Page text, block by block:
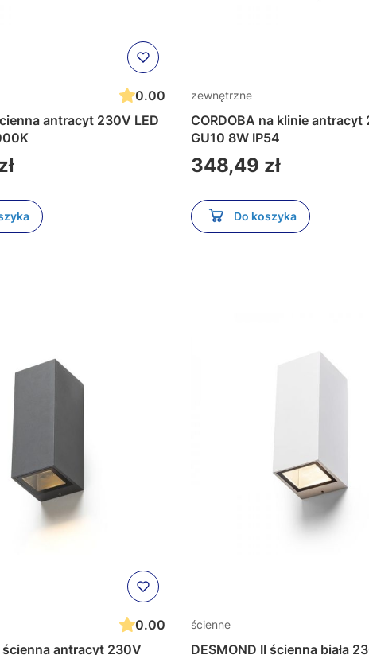
0.00
antracyt 230V LED
3000K
zewnętrzne
CORDOBA na klinie antracyt 230V LED
GU10 8W IP54
Cena
348,49 zł
Do koszyka
0.00
ścienna antracyt 230V
ścienne
DESMOND II ścienna biała 230V LED